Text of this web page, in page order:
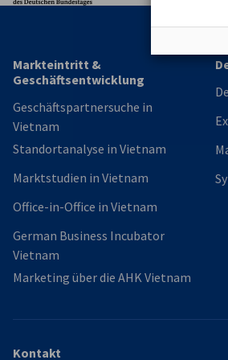
Markteintritt &
Geschäftsentwicklung
Geschäftspartnersuche in
Vietnam
Standortanalyse in Vietnam
Marktstudien in Vietnam
Office-in-Office in Vietnam
German Business Incubator
Vietnam
Marketing über die AHK Vietnam
Kontakt